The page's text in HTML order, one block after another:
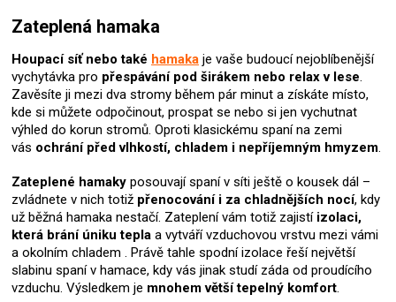
d
a
c
í
p
r
v
y
v
ý
p
i
s
u
Zateplená hamaka
Houpací síť nebo také hamaka je vaše budoucí nejoblíbenější
vychytávka pro přespávání pod širákem nebo relax v lese.
Zavěsíte ji mezi dva stromy během pár minut a získáte místo,
kde si můžete odpočinout, prospat se nebo si jen vychutnat
výhled do korun stromů. Oproti klasickému spaní na zemi
vás ochrání před vlhkostí, chladem i nepříjemným hmyzem.
Zateplené hamaky posouvají spaní v síti ještě o kousek dál –
zvládnete v nich totiž přenocování i za chladnějších nocí, kdy
už běžná hamaka nestačí. Zateplení vám totiž zajistí izolaci,
která brání úniku tepla a vytváří vzduchovou vrstvu mezi vámi
a okolním chladem . Právě tahle spodní izolace řeší největší
slabinu spaní v hamace, kdy vás jinak studí záda od proudícího
vzduchu. Výsledkem je mnohem větší tepelný komfort.